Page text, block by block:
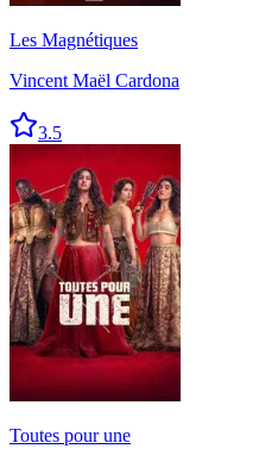
Les Magnétiques
Vincent Maël Cardona
3.5
Toutes pour une